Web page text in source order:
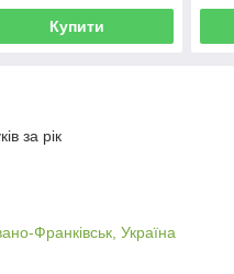
Купити
за рік
Франківськ, Україна